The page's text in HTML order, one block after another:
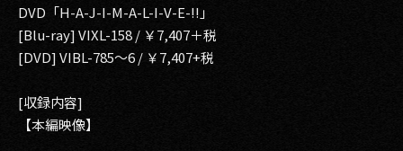
DVD「H-A-J-I-M-A-L-I-V-E-!!」
[Blu-ray] VIXL-158 / ￥7,407＋税
[DVD] VIBL-785～6 / ￥7,407+税
[収録内容]
【本編映像】